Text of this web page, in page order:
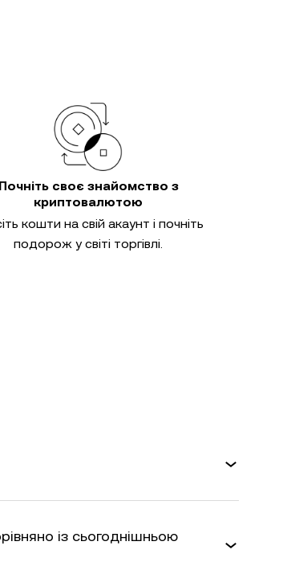
Почніть своє знайомство з
криптовалютою
кошти на свій акаунт і почніть
подорож у світі торгівлі.
із сьогоднішньою